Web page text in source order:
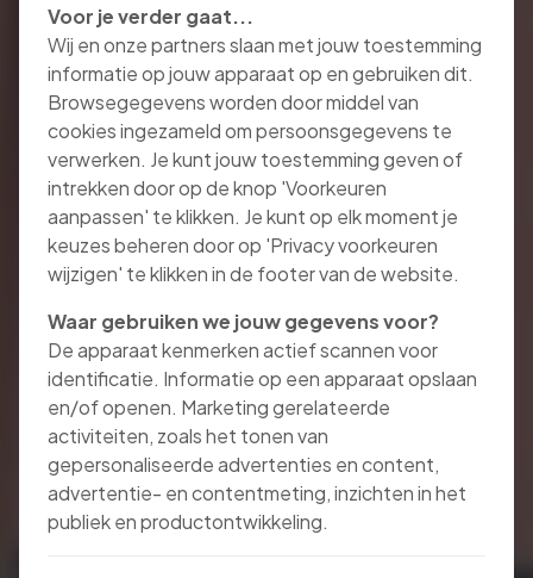
Voor je verder gaat...
Wij en onze partners slaan met jouw toestemming
informatie op jouw apparaat op en gebruiken dit.
Browsegegevens worden door middel van
cookies ingezameld om persoonsgegevens te
verwerken. Je kunt jouw toestemming geven of
intrekken door op de knop 'Voorkeuren
aanpassen' te klikken. Je kunt op elk moment je
keuzes beheren door op 'Privacy voorkeuren
wijzigen' te klikken in de footer van de website.
Waar gebruiken we jouw gegevens voor?
De apparaat kenmerken actief scannen voor
identificatie. Informatie op een apparaat opslaan
en/of openen. Marketing gerelateerde
activiteiten, zoals het tonen van
gepersonaliseerde advertenties en content,
advertentie- en contentmeting, inzichten in het
publiek en productontwikkeling.